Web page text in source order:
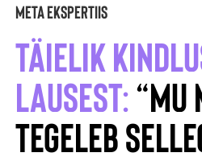
META EKSPERTIIS
TÄIELIK
LAUSEST:“MU
TEGELEB